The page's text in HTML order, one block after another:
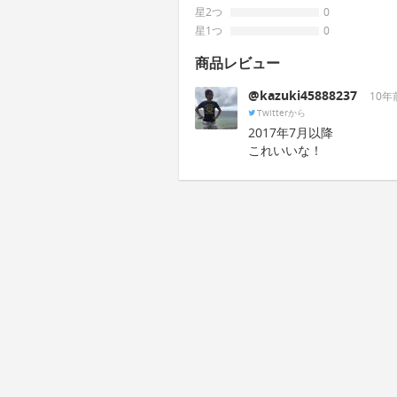
星2つ
0
星1つ
0
商品レビュー
@kazuki45888237 10年
Twitterから
2017年7月以降
これいいな！